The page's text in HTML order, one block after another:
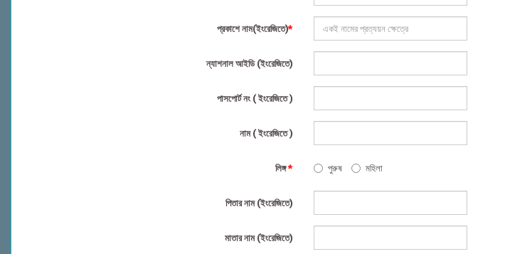
প্রকাশে নাম(ইংরেজিতে)*
ন্যাশনাল আইডি (ইংরেজিতে)
পাসপোর্ট নং ( ইংরেজিতে )
নাম ( ইংরেজিতে )
লিঙ্গ* পুরুষ মহিলা
পিতার নাম (ইংরেজিতে)
মাতার নাম (ইংরেজিতে)